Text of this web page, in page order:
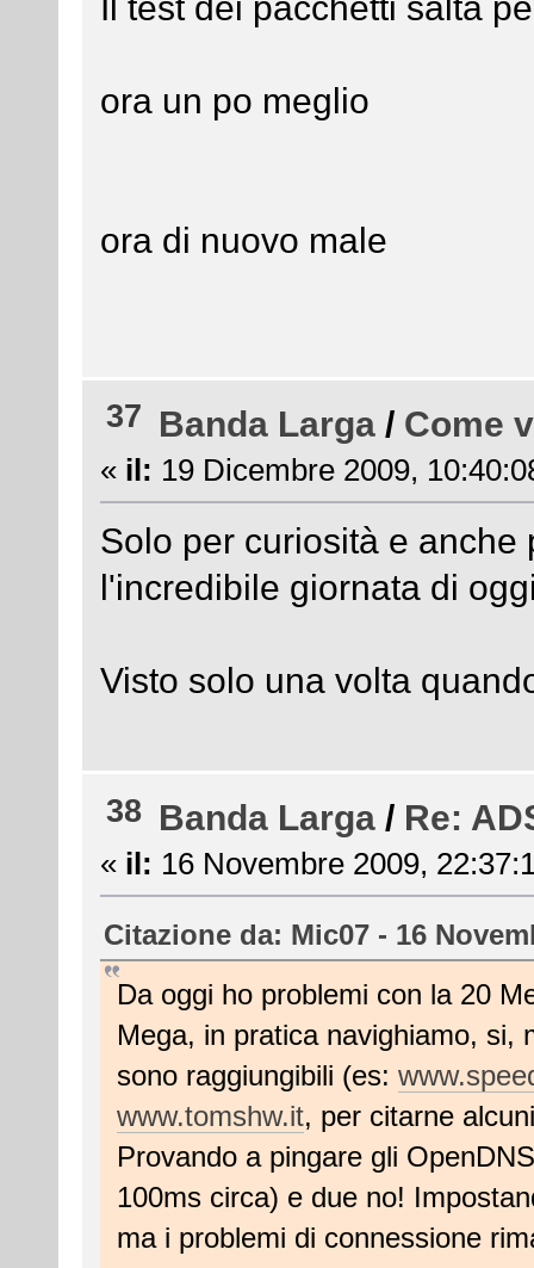
ora un po meglio
ora di nuovo male
37 Banda Larga / Come
« il: 19 Dicembre 2009,
Solo per curiosità e
l'incredibile giornata di
Visto solo una volta
38 Banda Larga / Re:
« il: 16 Novembre 2009,
Citazione da: Mic07 - 16
Da oggi ho problemi con la 20
Mega, in pratica navighiamo, si,
sono raggiungibili (es:
www.tomshw.it, per citarne
Provando a pingare gli
100ms circa) e due no!
ma i problemi di connessione